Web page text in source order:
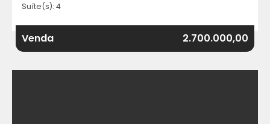
Suíte(s): 4
Venda 2.700.000,00